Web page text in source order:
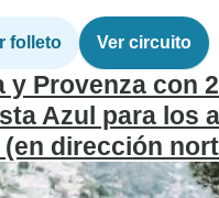
folleto Ver circuito
y Provenza con
Azul para los
(en dirección